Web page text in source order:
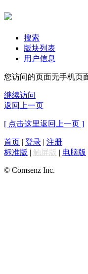
搜索
版块列表
用户信息
您访问的页面无手机页
继续访问
返回上一页
[ 点击这里返回上一页 ]
首页 | 登录 | 注册
标准版 | 触屏版 | 电脑版
© Comsenz Inc.